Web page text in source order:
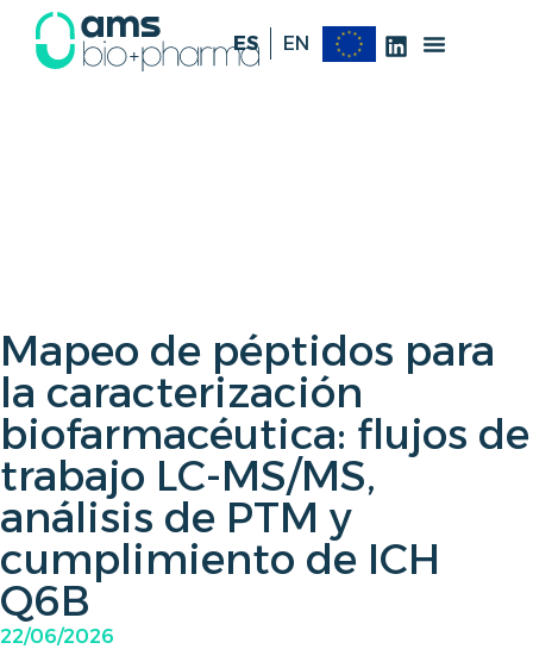
ES EN
Mapeo de péptidos para
la caracterización
biofarmacéutica: flujos de
trabajo LC-MS/MS,
análisis de PTM y
cumplimiento de ICH
Q6B
22/06/2026